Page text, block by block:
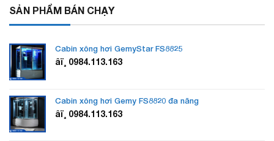
SẢN PHẨM BÁN CHẠY
Cabin xông hơi GemyStar FS8825
âï¸ 0984.113.163
Cabin xông hơi Gemy FS8820 đa năng
âï¸ 0984.113.163